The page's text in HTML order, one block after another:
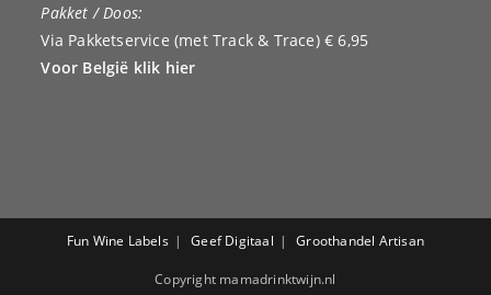
Pakket / Doos:
Via Pakketservice (met Track & Trace) € 6,95
Voor België klik hier
Fun Wine Labels Geef Digitaal Groothandel Artisan
Copyright mamadrinktwijn.nl